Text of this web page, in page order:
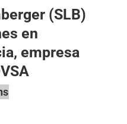
(SLB)
en
empresa